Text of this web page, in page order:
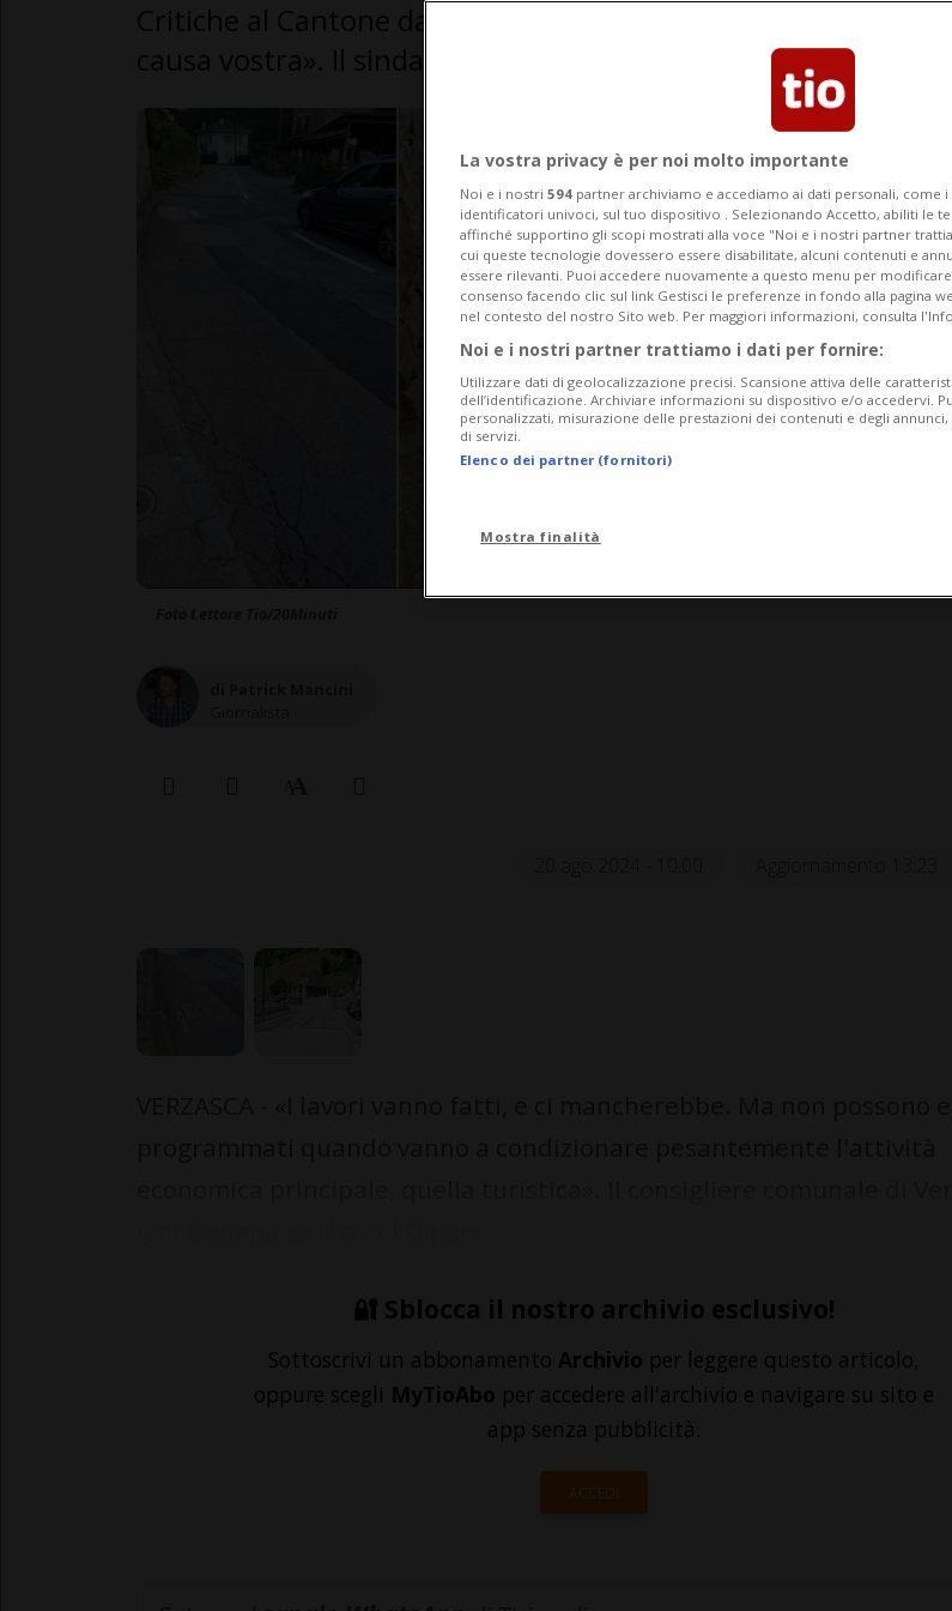
causa vostra». Il sindaco: «Non ci divertiamo a temporeggiare».
🔐 Sblocca il nostro archivio esclusivo!
Sottoscrivi un abbonamento Archivio per leggere questo articolo,
oppure scegli MyTioAbo per accedere all'archivio e navigare su sito e
app senza pubblicità.
ACCEDI
La vostra privacy è per noi molto importante
Noi e i nostri 594 partner archiviamo e accediamo ai dati personali, come i
identificatori univoci, sul tuo dispositivo . Selezionando Accetto, abiliti le
affinché supportino gli scopi mostrati alla voce "Noi e i nostri partner
cui queste tecnologie dovessero essere disabilitate, alcuni contenuti e
essere rilevanti. Puoi accedere nuovamente a questo menu per
consenso facendo clic sul link Gestisci le preferenze in fondo alla pagina
nel contesto del nostro Sito web. Per maggiori informazioni, consulta
Noi e i nostri partner trattiamo i dati per fornire:
Utilizzare dati di geolocalizzazione precisi. Scansione attiva delle
dell’identificazione. Archiviare informazioni su dispositivo e/o accedervi.
personalizzati, misurazione delle prestazioni dei contenuti e degli
di servizi.
Elenco dei partner (fornitori)
Mostra finalità